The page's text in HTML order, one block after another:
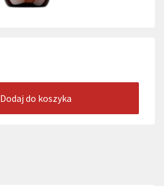
Dodaj do koszyka